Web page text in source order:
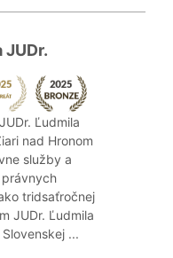
JUDr.
Ľudmila
nad Hronom
služby a
tridsaťročnej
JUDr. Ľudmila
...